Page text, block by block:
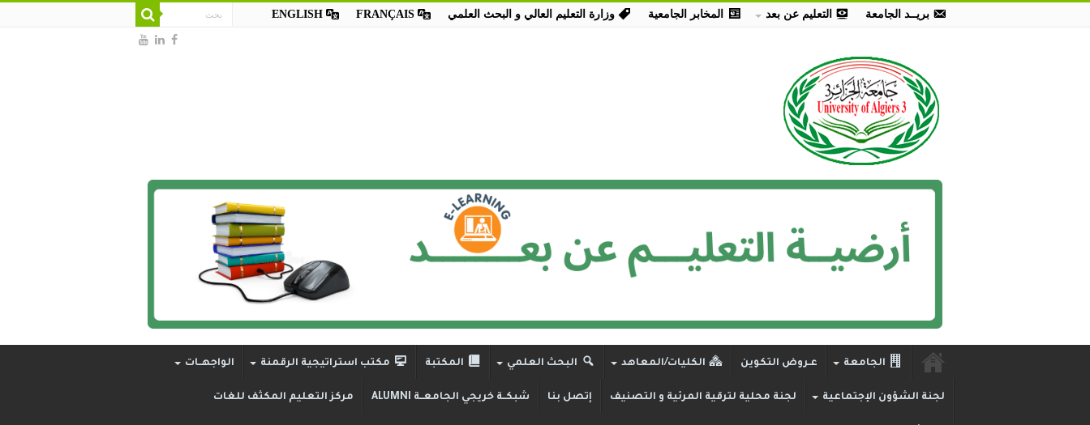
بريــد الجامعة التعليم عن بعد المخابر الجامعية وزارة التعليم العالي و البحث العلمي FRANÇAIS
ENGLISH
الجامعة عـروض التكوين الكليات/المعاهد البحث العلمي المكتبة مكتب استراتيجية الرقمنة الواجهــات
لجنة الشؤون الإجتماعية لجنة محلية لترقية المرئية و التصنيف إتصل بنا شبكــة خريجي الجامعــة ALUMNI مركز التعليم المكثف للغات